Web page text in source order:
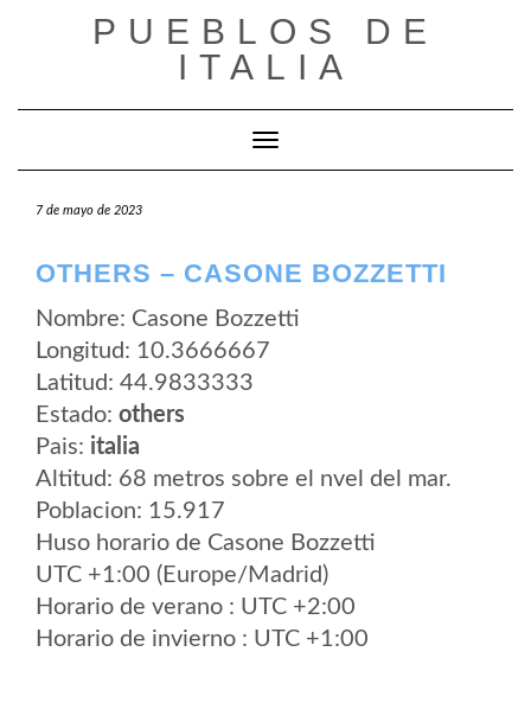
PUEBLOS DE
ITALIA
Cambiar modo de navegación
7 de mayo de 2023
OTHERS – CASONE BOZZETTI
Nombre: Casone Bozzetti
Longitud: 10.3666667
Latitud: 44.9833333
Estado: others
Pais: italia
Altitud: 68 metros sobre el nvel del mar.
Poblacion: 15.917
Huso horario de Casone Bozzetti
UTC +1:00 (Europe/Madrid)
Horario de verano : UTC +2:00
Horario de invierno : UTC +1:00